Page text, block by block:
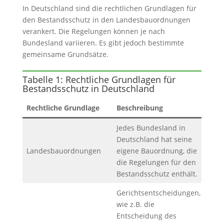
In Deutschland sind die rechtlichen Grundlagen für
den Bestandsschutz in den Landesbauordnungen
verankert. Die Regelungen können je nach
Bundesland variieren. Es gibt jedoch bestimmte
gemeinsame Grundsätze.
Tabelle 1: Rechtliche Grundlagen für
Bestandsschutz in Deutschland
Rechtliche Grundlage Beschreibung
Landesbauordnungen
Jedes Bundesland in
Deutschland hat seine
eigene Bauordnung, die
die Regelungen für den
Bestandsschutz enthält.
Gerichtsentscheidungen,
wie z.B. die
Entscheidung des